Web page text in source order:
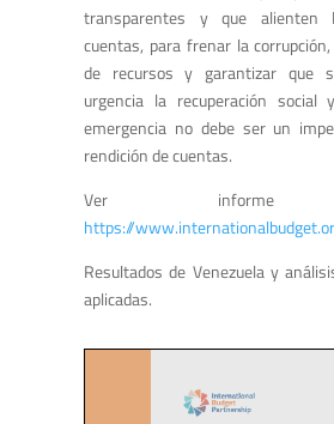
transparentes y que alienten
cuentas, para frenar la
de recursos y garantizar que
urgencia la recuperación social
emergencia no debe ser un
rendición de cuentas.
Ver informe
https://
Resultados de Venezuela y
aplicadas.